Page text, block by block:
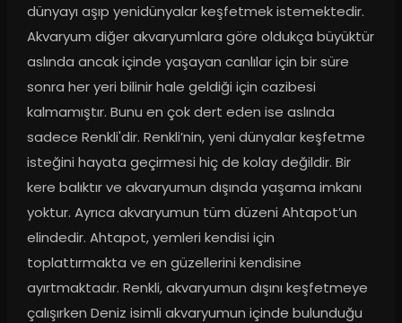
dünyayı aşıp yenidünyalar keşfetmek istemektedir.
Akvaryum diğer akvaryumlara göre oldukça büyüktür
aslında ancak içinde yaşayan canlılar için bir süre
sonra her yeri bilinir hale geldiği için cazibesi
kalmamıştır. Bunu en çok dert eden ise aslında
sadece Renkli'dir. Renkli’nin, yeni dünyalar keşfetme
isteğini hayata geçirmesi hiç de kolay değildir. Bir
kere balıktır ve akvaryumun dışında yaşama imkanı
yoktur. Ayrıca akvaryumun tüm düzeni Ahtapot’un
elindedir. Ahtapot, yemleri kendisi için
toplattırmakta ve en güzellerini kendisine
ayırtmaktadır. Renkli, akvaryumun dışını keşfetmeye
çalışırken Deniz isimli akvaryumun içinde bulunduğu